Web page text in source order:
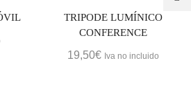
TRIPODE LUMÍNICO
CONFERENCE
19,50€ Iva no incluido